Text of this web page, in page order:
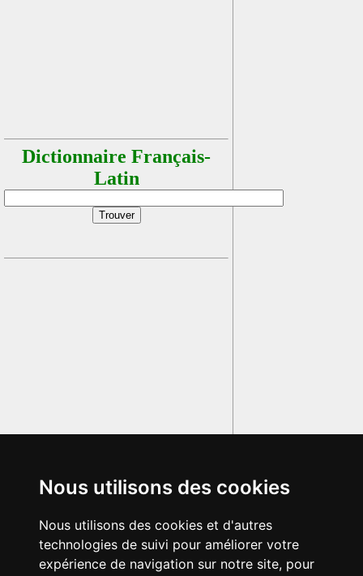
Nous utilisons des cookies
Nous utilisons des cookies et d'autres
technologies de suivi pour améliorer votre
expérience de navigation sur notre site, pour
Dictionnaire Français-
Latin